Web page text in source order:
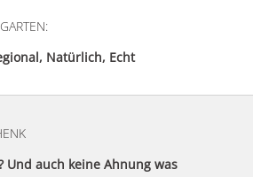
Natürlich, Echt
Und auch keine Ahnung was